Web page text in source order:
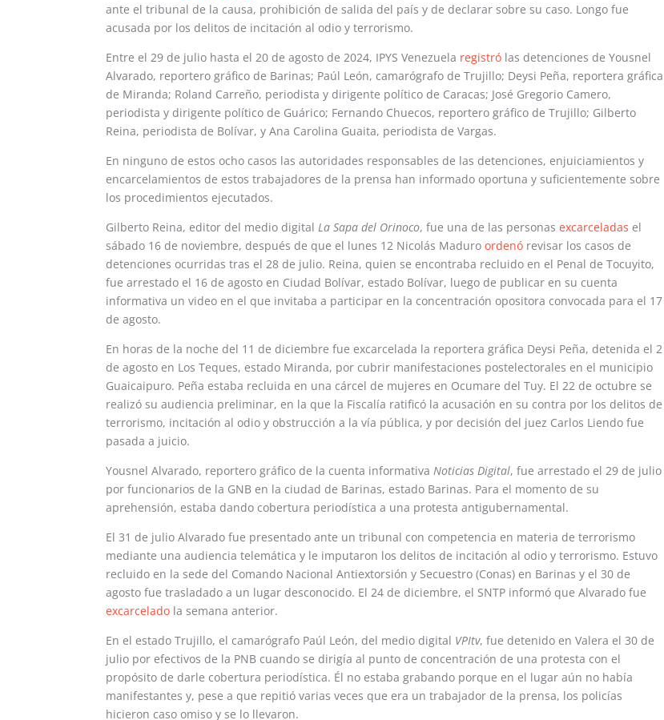
ante el tribunal de la causa, prohibición de salida del país y de declarar sobre su caso. Longo fue
acusada por los delitos de incitación al odio y terrorismo.
Entre el 29 de julio hasta el 20 de agosto de 2024, IPYS Venezuela registró las detenciones de Yousnel
Alvarado, reportero gráfico de Barinas; Paúl León, camarógrafo de Trujillo; Deysi Peña, reportera gráfica
de Miranda; Roland Carreño, periodista y dirigente político de Caracas; José Gregorio Camero,
periodista y dirigente político de Guárico; Fernando Chuecos, reportero gráfico de Trujillo; Gilberto
Reina, periodista de Bolívar, y Ana Carolina Guaita, periodista de Vargas.
En ninguno de estos ocho casos las autoridades responsables de las detenciones, enjuiciamientos y
encarcelamientos de estos trabajadores de la prensa han informado oportuna y suficientemente sobre
los procedimientos ejecutados.
Gilberto Reina, editor del medio digital La Sapa del Orinoco, fue una de las personas excarceladas el
sábado 16 de noviembre, después de que el lunes 12 Nicolás Maduro ordenó revisar los casos de
detenciones ocurridas tras el 28 de julio. Reina, quien se encontraba recluido en el Penal de Tocuyito,
fue arrestado el 16 de agosto en Ciudad Bolívar, estado Bolívar, luego de publicar en su cuenta
informativa un video en el que invitaba a participar en la concentración opositora convocada para el 17
de agosto.
En horas de la noche del 11 de diciembre fue excarcelada la reportera gráfica Deysi Peña, detenida el 2
de agosto en Los Teques, estado Miranda, por cubrir manifestaciones postelectorales en el municipio
Guaicaipuro. Peña estaba recluida en una cárcel de mujeres en Ocumare del Tuy. El 22 de octubre se
realizó su audiencia preliminar, en la que la Fiscalía ratificó la acusación en su contra por los delitos de
terrorismo, incitación al odio y obstrucción a la vía pública, y por decisión del juez Carlos Liendo fue
pasada a juicio.
Yousnel Alvarado, reportero gráfico de la cuenta informativa Noticias Digital, fue arrestado el 29 de julio
por funcionarios de la GNB en la ciudad de Barinas, estado Barinas. Para el momento de su
aprehensión, estaba dando cobertura periodística a una protesta antigubernamental.
El 31 de julio Alvarado fue presentado ante un tribunal con competencia en materia de terrorismo
mediante una audiencia telemática y le imputaron los delitos de incitación al odio y terrorismo. Estuvo
recluido en la sede del Comando Nacional Antiextorsión y Secuestro (Conas) en Barinas y el 30 de
agosto fue trasladado a un lugar desconocido. El 24 de diciembre, el SNTP informó que Alvarado fue
excarcelado la semana anterior.
En el estado Trujillo, el camarógrafo Paúl León, del medio digital VPItv, fue detenido en Valera el 30 de
julio por efectivos de la PNB cuando se dirigía al punto de concentración de una protesta con el
propósito de darle cobertura periodística. Él no estaba grabando porque en el lugar aún no había
manifestantes y, pese a que repitió varias veces que era un trabajador de la prensa, los policías
hicieron caso omiso y se lo llevaron.